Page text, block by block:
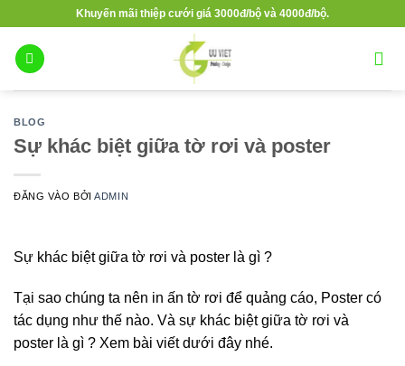
nội
dung
Khuyến mãi thiệp cưới giá 3000đ/bộ và 4000đ/bộ.
BLOG
Sự khác biệt giữa tờ rơi và poster
ĐĂNG VÀOBỞIADMIN
Sự khác biệt giữa tờ rơi và poster là gì ?
Tại sao chúng ta nên in ấn tờ rơi để quảng cáo, Poster có
tác dụng như thế nào. Và sự khác biệt giữa tờ rơi và
poster là gì ? Xem bài viết dưới đây nhé.